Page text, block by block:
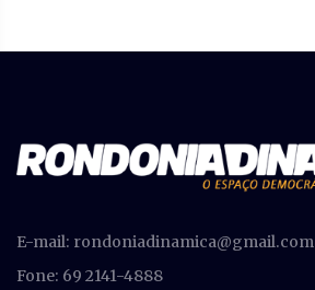
E-mail: rondoniadinamica@gmail.com
Fone: 69 2141-4888